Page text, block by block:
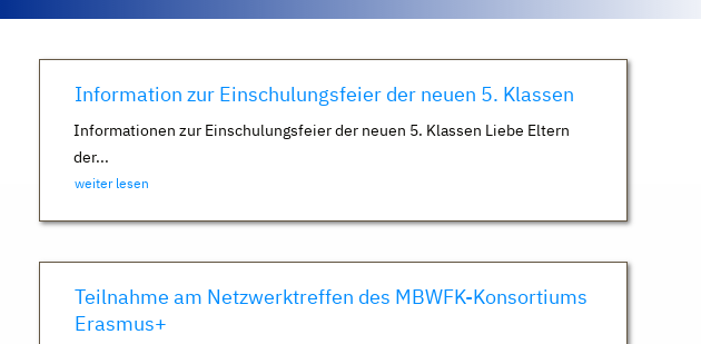
Information zur Einschulungsfeier der neuen 5. Klassen
Informationen zur Einschulungsfeier der neuen 5. Klassen Liebe Eltern
der...
weiter lesen
Teilnahme am Netzwerktreffen des MBWFK-Konsortiums
Erasmus+